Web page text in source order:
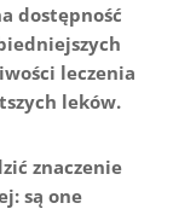
dostępność
leczenia
leków.
znaczenie
są one